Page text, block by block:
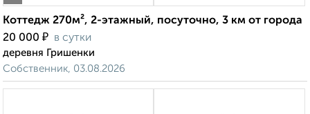
Коттедж 270м², 2-этажный, посуточно, 3 км от города
20 000 ₽ в сутки
деревня Гришенки
Собственник, 03.08.2026